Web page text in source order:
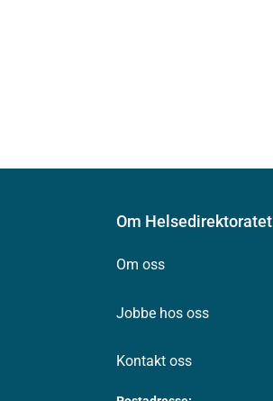
Om Helsedirektoratet
Om oss
Jobbe hos oss
Kontakt oss